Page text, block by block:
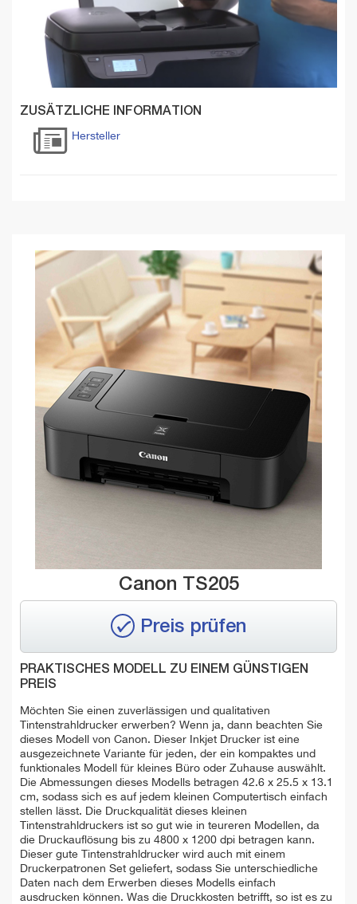
ZUSÄTZLICHE INFORMATION
Hersteller
Canon TS205
Preis prüfen
PRAKTISCHES MODELL ZU EINEM GÜNSTIGEN
PREIS
Möchten Sie einen zuverlässigen und qualitativen
Tintenstrahldrucker erwerben? Wenn ja, dann beachten Sie
dieses Modell von Canon. Dieser Inkjet Drucker ist eine
ausgezeichnete Variante für jeden, der ein kompaktes und
funktionales Modell für kleines Büro oder Zuhause auswählt.
Die Abmessungen dieses Modells betragen 42.6 x 25.5 x 13.1
cm, sodass sich es auf jedem kleinen Computertisch einfach
stellen lässt. Die Druckqualität dieses kleinen
Tintenstrahldruckers ist so gut wie in teureren Modellen, da
die Druckauflösung bis zu 4800 x 1200 dpi betragen kann.
Dieser gute Tintenstrahldrucker wird auch mit einem
Druckerpatronen Set geliefert, sodass Sie unterschiedliche
Daten nach dem Erwerben dieses Modells einfach
ausdrucken können. Was die Druckkosten betrifft, so ist es zu